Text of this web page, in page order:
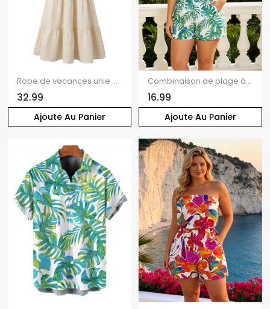
Ajoute Au Panier
Robe de vacances unie à sequins, dos nu et col halter
32.99
Ajoute Au Panier
Combinaison de plage à épaules dénudées, imprimé aquarelle de feuilles de palmier Monstera, avec poche et motif de vacances hawaïennes.
16.99